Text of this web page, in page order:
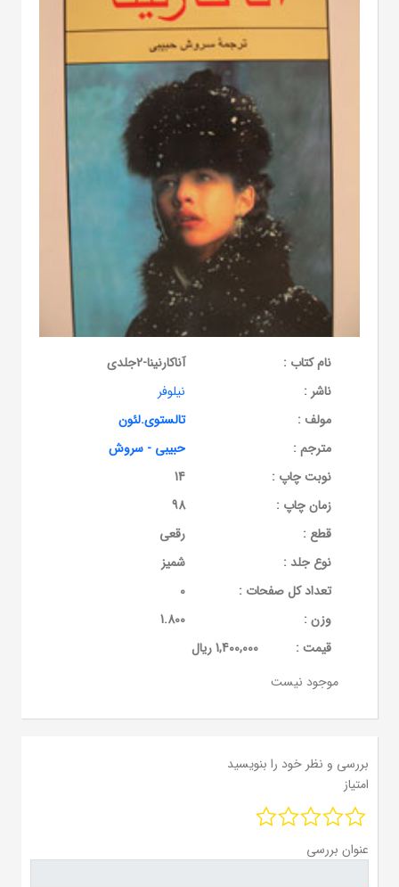
نام کتاب :
آناکارنینا-2جلدی
ناشر :
نیلوفر
مولف :
تالستوی.لئون
مترجم :
حبیبی - سروش
نوبت چاپ :
14
زمان چاپ :
98
قطع :
رقعی
نوع جلد :
شمیز
تعداد کل صفحات :
0
وزن :
1.800
قيمت :
1,400,000 ریال
موجود نیست
بررسی و نظر خود را بنویسید
امتیاز
عنوان بررسی